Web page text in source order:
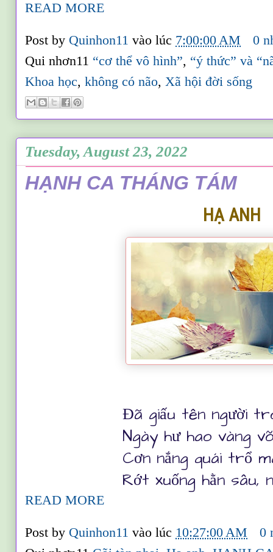
READ MORE
Post by Quinhon11vào lúc 7:00:00 AM
0
Qui nhơn11 “cơ thể vô hình”, “ý thức” và
Khoa học,không có não,Xã hội đời sống
Tuesday, August 23, 2022
HẠNH CA THÁNG TÁM
HẠ ANH
Đã giấu tên người
Ngày hư hao vàng võ
Cơn nắng quái trổ màu
Rớt xuống hằn sâu,
READ MORE
Post by Quinhon11vào lúc 10:27:00 AM
0